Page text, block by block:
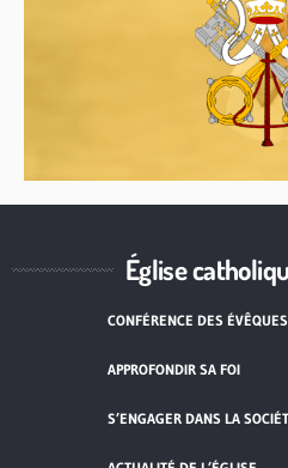
Église
CONFÉRENCE DES
APPROFONDIR SA FOI
S’ENGAGER DANS LA